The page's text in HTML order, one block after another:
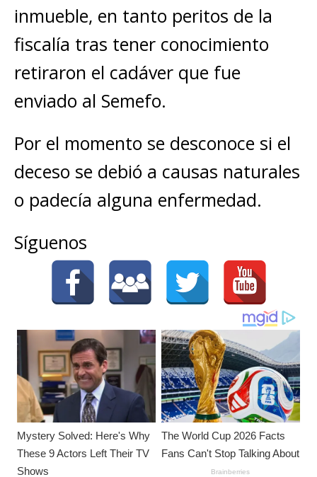
inmueble, en tanto peritos de la
fiscalía tras tener conocimiento
retiraron el cadáver que fue
enviado al Semefo.
Por el momento se desconoce si el
deceso se debió a causas naturales
o padecía alguna enfermedad.
Síguenos